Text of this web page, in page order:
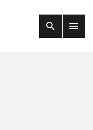
search menu